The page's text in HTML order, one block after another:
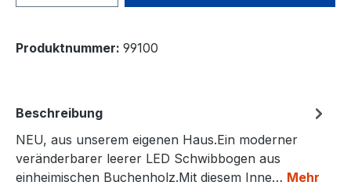
Produktnummer: 99100
Beschreibung
NEU, aus unserem eigenen Haus.Ein moderner
veränderbarer leerer LED Schwibbogen aus
einheimischen Buchenholz.Mit diesem Inne… Mehr